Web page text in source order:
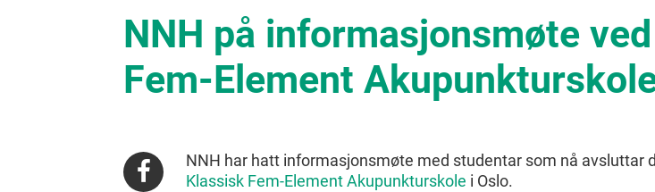
NNH på informasjonsmøte
Fem-Element
NNH har hatt informasjonsmøte med studentar som nå avsluttar
Klassisk Fem-Element Akupunkturskole i Oslo.